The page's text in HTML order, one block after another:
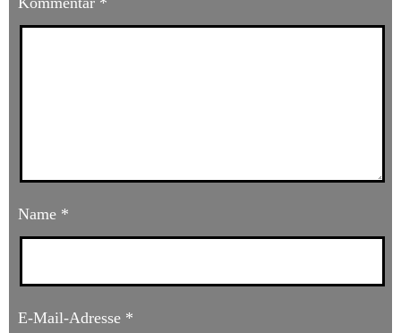
Name *
E-Mail-Adresse *